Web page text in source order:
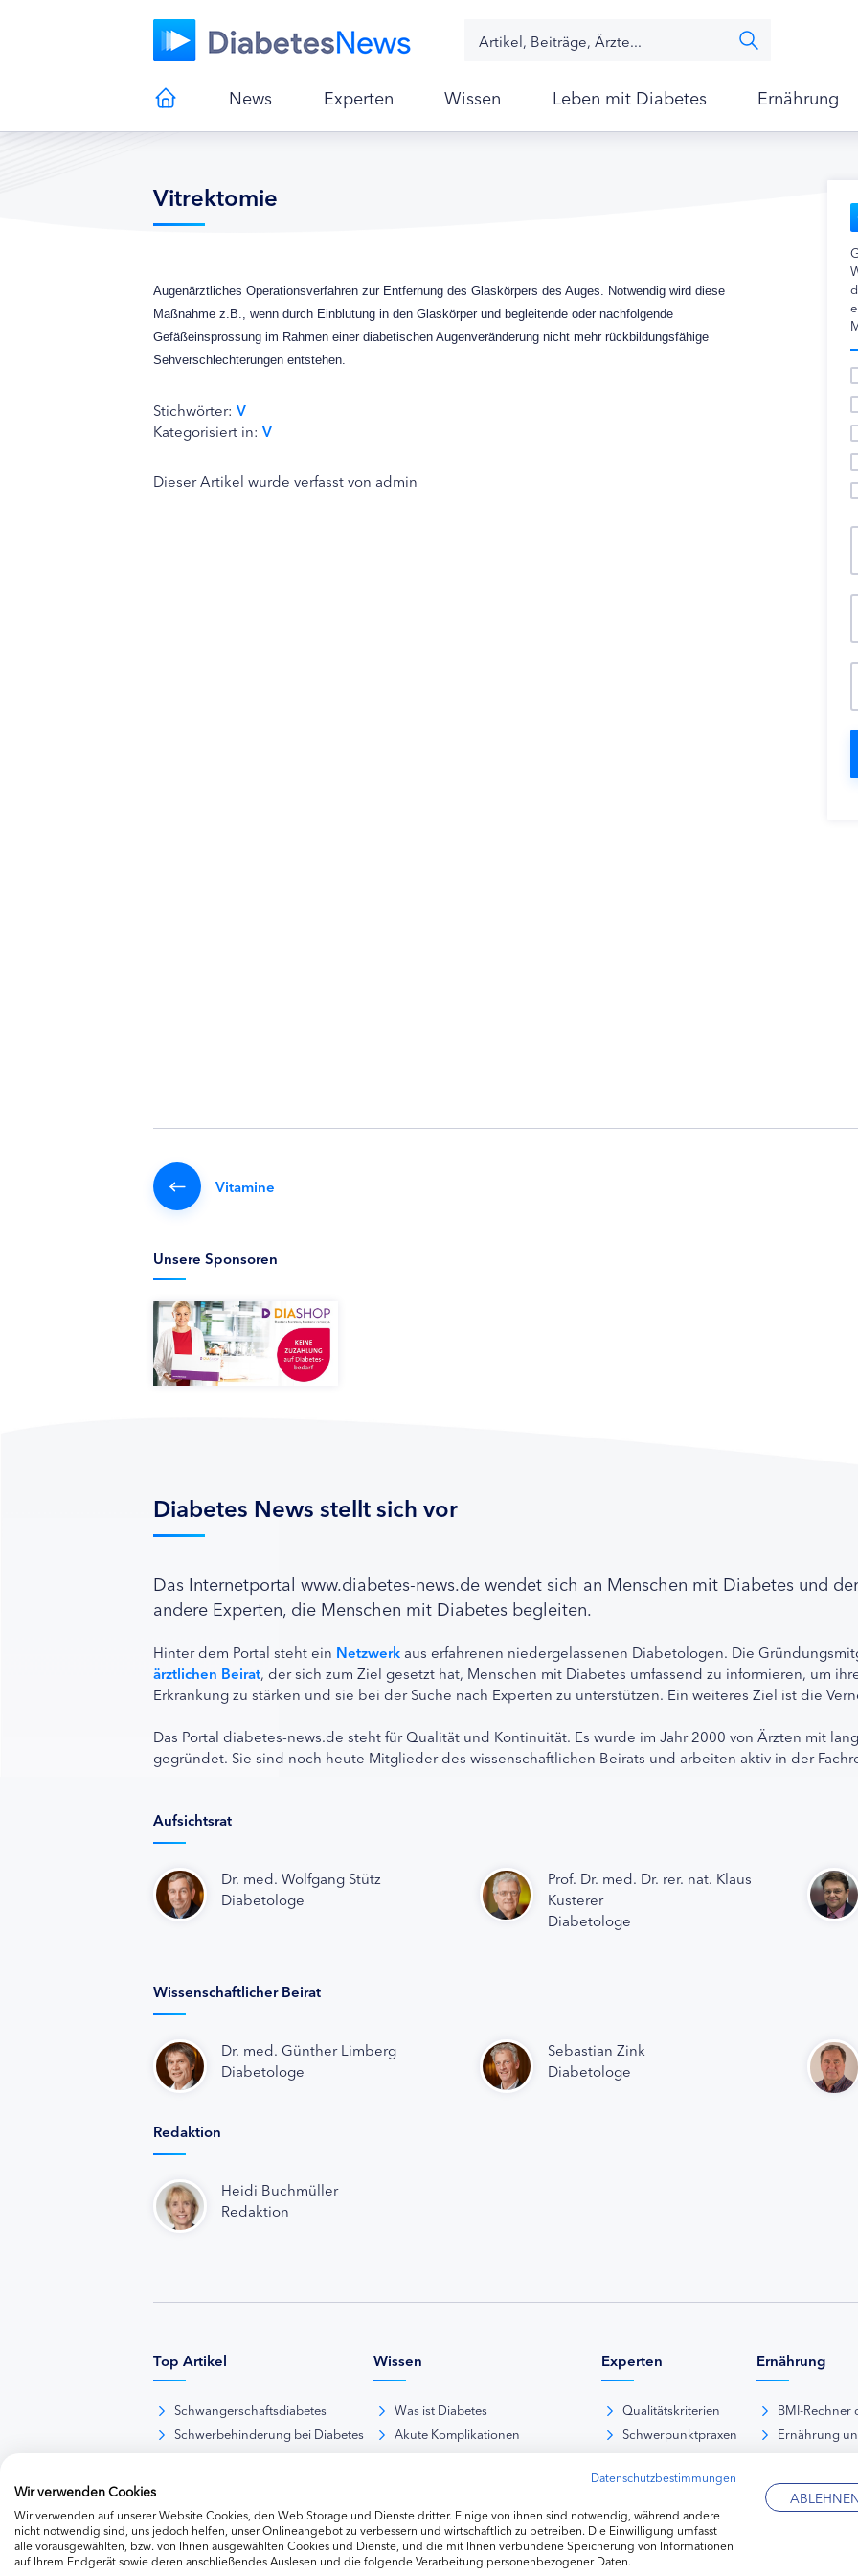
News Experten Wissen Leben mit Diabetes Ernährung
Vitrektomie
Augenärztliches Operationsverfahren zur Entfernung des Glaskörpers des Auges. Notwendig wird diese
Maßnahme z.B., wenn durch Einblutung in den Glaskörper und begleitende oder nachfolgende
Gefäßeinsprossung im Rahmen einer diabetischen Augenveränderung nicht mehr rückbildungsfähige
Sehverschlechterungen entstehen.
Stichwörter: V
Kategorisiert in: V
Dieser Artikel wurde verfasst von admin
Vitamine
Unsere Sponsoren
Diabetes News stellt sich vor
Das Internetportal www.diabetes-news.de wendet sich an Menschen mit Diabetes und
andere Experten, die Menschen mit Diabetes begleiten.
Hinter dem Portal steht ein Netzwerk aus erfahrenen niedergelassenen Diabetologen. Die
ärztlichen Beirat, der sich zum Ziel gesetzt hat, Menschen mit Diabetes umfassend zu informieren, um
Erkrankung zu stärken und sie bei der Suche nach Experten zu unterstützen. Ein weiteres Ziel ist die
Das Portal diabetes-news.de steht für Qualität und Kontinuität. Es wurde im Jahr 2000 von Ärzten mit
gegründet. Sie sind noch heute Mitglieder des wissenschaftlichen Beirats und arbeiten aktiv in der
Aufsichtsrat
Dr. med. Wolfgang Stütz
Diabetologe
Prof. Dr. med. Dr. rer. nat. Klaus
Kusterer
Diabetologe
Wissenschaftlicher Beirat
Dr. med. Günther Limberg
Diabetologe
Sebastian Zink
Diabetologe
Redaktion
Heidi Buchmüller
Redaktion
Top Artikel
Schwangerschaftsdiabetes
Schwerbehinderung bei Diabetes
Wissen
Was ist Diabetes
Akute Komplikationen
Therapie Typ-2-Diabetes
Weitere hormonelle Erkrankungen
Experten
Qualitätskriterien
Schwerpunktpraxen
Kliniken
Diabetes-Fachhändler
Ernährung
BMI-Rechner
Ernährung
Datenschutzbestimmungen
Wir verwenden Cookies
Wir verwenden auf unserer Website Cookies, den Web Storage und Dienste dritter. Einige von ihnen sind notwendig, während andere
nicht notwendig sind, uns jedoch helfen, unser Onlineangebot zu verbessern und wirtschaftlich zu betreiben. Die Einwilligung umfasst
alle vorausgewählten, bzw. von Ihnen ausgewählten Cookies und Dienste, und die mit Ihnen verbundene Speicherung von Informationen
auf Ihrem Endgerät sowie deren anschließendes Auslesen und die folgende Verarbeitung personenbezogener Daten.